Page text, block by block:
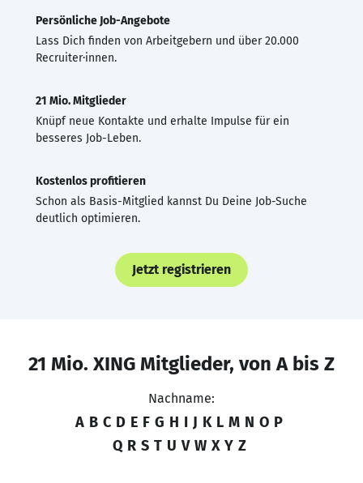
Persönliche Job-Angebote
Lass Dich finden von Arbeitgebern und über 20.000
Recruiter·innen.
21 Mio. Mitglieder
Knüpf neue Kontakte und erhalte Impulse für ein
besseres Job-Leben.
Kostenlos profitieren
Schon als Basis-Mitglied kannst Du Deine Job-Suche
deutlich optimieren.
Jetzt registrieren
21 Mio. XING Mitglieder, von A bis Z
Nachname:
A B C D E F G H I J K L M N O P
Q R S T U V W X Y Z